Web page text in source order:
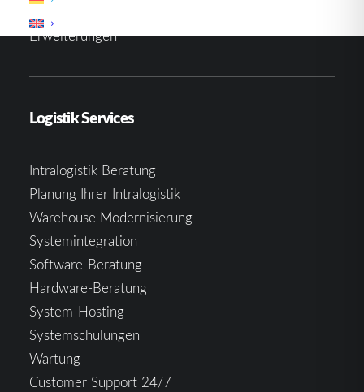
Erweiterungen
Logistik Services
Intralogistik Beratung
Planung Ihrer Intralogistik
Warehouse Modernisierung
Systemintegration
Software-Beratung
Hardware-Beratung
System-Hosting
Systemschulungen
Wartung
Customer Support 24/7